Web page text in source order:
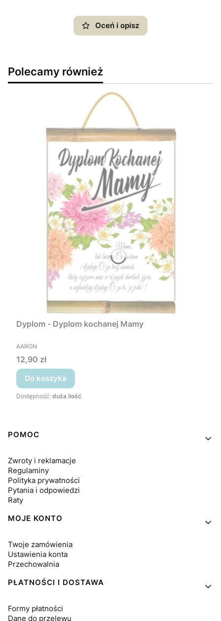
Oceń i opisz
Polecamy również
Dyplom - Dyplom kochanej Mamy
PRODUCENT
AARON
Cena
12,90 zł
Do koszyka
Dostępność: duża ilość
Linki w stopce
POMOC
Zwroty i reklamacje
Regulaminy
Polityka prywatności
Pytania i odpowiedzi
Raty
MOJE KONTO
Twoje zamówienia
Ustawienia konta
Przechowalnia
PŁATNOŚCI I DOSTAWA
Formy płatności
Dane do przelewu